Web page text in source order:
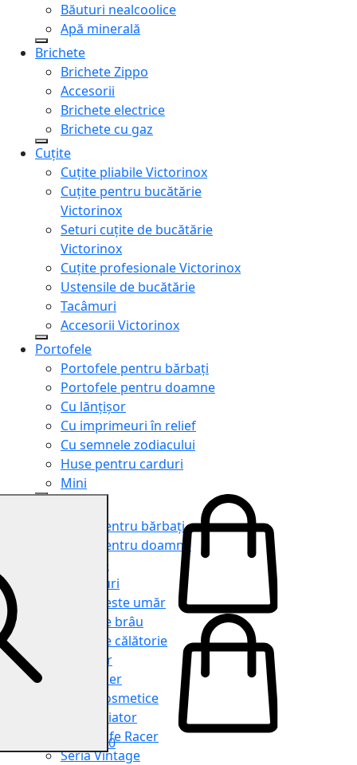
Băuturi nealcoolice
Apă minerală
Brichete
Brichete Zippo
Accesorii
Brichete electrice
Brichete cu gaz
Cuțite
Cuțite pliabile Victorinox
Cuțite pentru bucătărie
Victorinox
Seturi cuțite de bucătărie
Victorinox
Cuțite profesionale Victorinox
Ustensile de bucătărie
Tacâmuri
Accesorii Victorinox
Portofele
Portofele pentru bărbați
Portofele pentru doamne
Cu lănțișor
Cu imprimeuri în relief
Cu semnele zodiacului
Huse pentru carduri
Mini
Genți pentru bărbați
Genți pentru doamne
Serviete
Rucsacuri
Genți peste umăr
Genți de brâu
Genți de călătorie
Shopper
Organiser
Truse cosmetice
Seria Aviator
Seria Cafe Racer
Seria Vintage
0